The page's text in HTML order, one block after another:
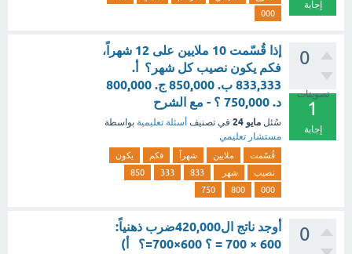
إجابة
000
0
تصويتات
1
إجابة
إذا قُسّمت 10 ملايين على 12 شهراً،
فكم يكون نصيب كل شهر؟ أ.
833,333 ب. 850,000 ج. 800,000
د. 750,000 ؟ - مع الشرح
سُئل مايو 24 في تصنيف أسئلة تعليمية بواسطة
مستشار تعليمي
قُسّمت ملايين شهراً فكم
يكون
نصيب
شهر 833
333
850
000
800
750
0
أوجد ناتج ال420,000ضرب ذهنياً:
600 × 700 = ؟ 600×700=؟ أ)